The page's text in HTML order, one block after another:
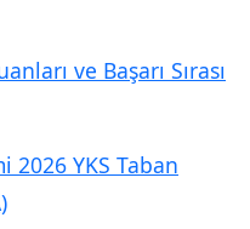
ve Başarı Sırası
2026 YKS Taban